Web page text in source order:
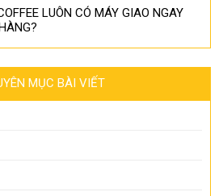
LUÔN CÓ MÁY GIAO NGAY
MỤC BÀI VIẾT